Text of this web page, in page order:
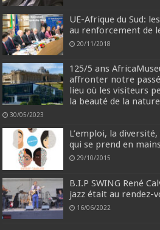
UE-Afrique du Sud:
au renforcement de
20/11/2018
125/5 ans
affronter notre
lieu où les visiteurs
la beauté de la
30/05/2023
L’emploi, la
qui se prend en
29/10/2015
B.I.P SWING René
jazz était au rendez-
16/06/2022